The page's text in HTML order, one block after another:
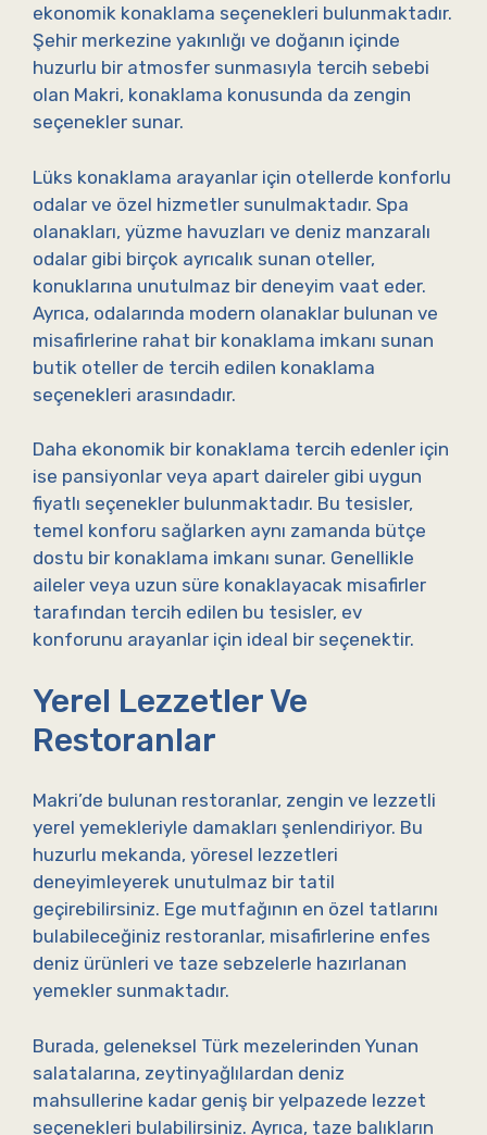
ekonomik konaklama seçenekleri bulunmaktadır.
Şehir merkezine yakınlığı ve doğanın içinde
huzurlu bir atmosfer sunmasıyla tercih sebebi
olan Makri, konaklama konusunda da zengin
seçenekler sunar.
Lüks konaklama arayanlar için otellerde konforlu
odalar ve özel hizmetler sunulmaktadır. Spa
olanakları, yüzme havuzları ve deniz manzaralı
odalar gibi birçok ayrıcalık sunan oteller,
konuklarına unutulmaz bir deneyim vaat eder.
Ayrıca, odalarında modern olanaklar bulunan ve
misafirlerine rahat bir konaklama imkanı sunan
butik oteller de tercih edilen konaklama
seçenekleri arasındadır.
Daha ekonomik bir konaklama tercih edenler için
ise pansiyonlar veya apart daireler gibi uygun
fiyatlı seçenekler bulunmaktadır. Bu tesisler,
temel konforu sağlarken aynı zamanda bütçe
dostu bir konaklama imkanı sunar. Genellikle
aileler veya uzun süre konaklayacak misafirler
tarafından tercih edilen bu tesisler, ev
konforunu arayanlar için ideal bir seçenektir.
Yerel Lezzetler Ve
Restoranlar
Makri’de bulunan restoranlar, zengin ve lezzetli
yerel yemekleriyle damakları şenlendiriyor. Bu
huzurlu mekanda, yöresel lezzetleri
deneyimleyerek unutulmaz bir tatil
geçirebilirsiniz. Ege mutfağının en özel tatlarını
bulabileceğiniz restoranlar, misafirlerine enfes
deniz ürünleri ve taze sebzelerle hazırlanan
yemekler sunmaktadır.
Burada, geleneksel Türk mezelerinden Yunan
salatalarına, zeytinyağlılardan deniz
mahsullerine kadar geniş bir yelpazede lezzet
seçenekleri bulabilirsiniz. Ayrıca, taze balıkların